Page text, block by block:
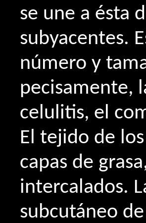
se une a ésta
subyacentes.
número y
pecisamente,
celulitis, el
El tejido de
capas de
intercalados.
subcutáneo